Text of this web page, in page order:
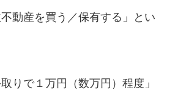
動産を買う／保有する」とい
りで１万円（数万円）程度」